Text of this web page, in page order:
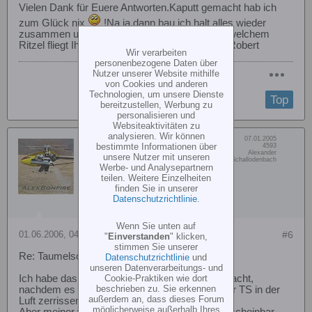
Vielen Dank für Euere Antworten.Kaputt gemacht hab ich
zum Glück nix
!Na ja,dann bau ich halt alles wieder
zusammen und hoffe,daß alles heile bleibt.Mit welchem
Ritzel fliegt Ihr denn eigentlich so rum?Grüße, Robert
Top
AlexBonfire
Senior Member
Dabei seit:
07.01.2005
Beiträge:
4593
Alexander
Wohn/Flugort:
Schallodenbach
#6
01.06.2006, 04:41
Re: Taumelscheibe T Rex
Ich habe das selbe Prozedere an meinem gemacht,
nachdem es den T-Rex vom Kumpel wegen der TS in der
Luft zerrissen hat.
Wir verarbeiten
personenbezogene Daten über
Nutzer unserer Website mithilfe
von Cookies und anderen
Technologien, um unsere Dienste
bereitzustellen, Werbung zu
personalisieren und
Websiteaktivitäten zu
analysieren. Wir können
bestimmte Informationen über
unsere Nutzer mit unseren
Werbe- und Analysepartnern
teilen. Weitere Einzelheiten
finden Sie in unserer
Datenschutzrichtlinie.
Wenn Sie unten auf
" Einverstanden" klicken,
stimmen Sie unserer
Datenschutzrichtlinie und
unseren Datenverarbeitungs- und
Cookie-Praktiken wie dort
beschrieben zu. Sie erkennen
außerdem an, dass dieses Forum
möglicherweise außerhalb Ihres